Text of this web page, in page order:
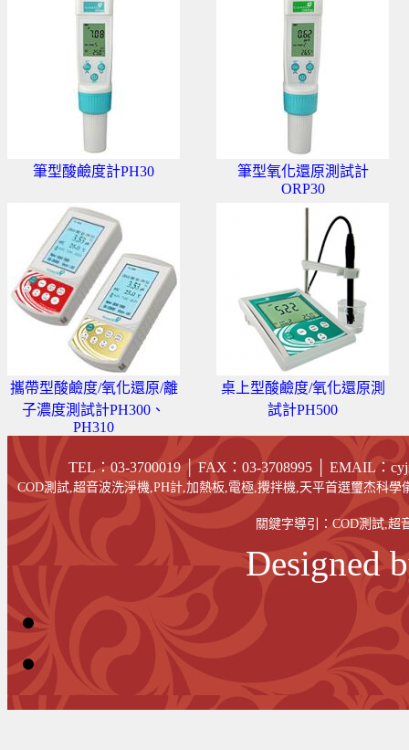
筆型酸鹼度計PH30
筆型氧化還原測試計
ORP30
攜帶型酸鹼度/氧化還原/離
子濃度測試計PH300、
PH310
桌上型酸鹼度/氧化還原測
試計PH500
TEL：03-3700019 │ FAX ：03-3708995 EMAIL：
COD測試,超音波洗淨機,PH計,加熱板,電極,攪拌機,天平首選璽杰科
關鍵字導引：COD測試,超
Designed